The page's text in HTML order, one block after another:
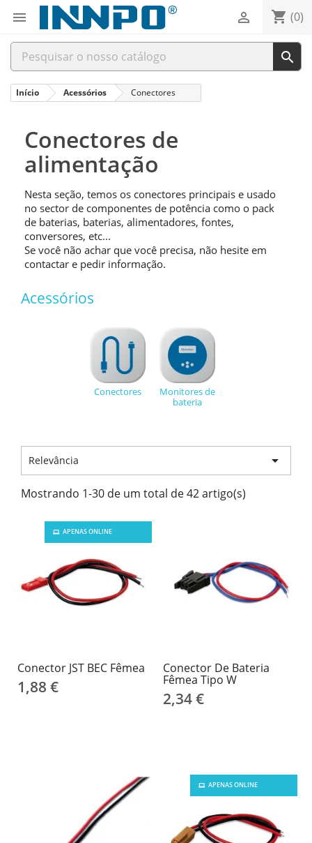
 shopping_cart (0)


Início Acessórios Conectores
Conectores de
alimentação
Nesta seção, temos os conectores principais e usado
no sector de componentes de potência como o pack
de baterias, baterias, alimentadores, fontes,
conversores, etc...
Se você não achar que você precisa, não hesite em
contactar e pedir informação.
Acessórios
Conectores
Monitores de
bateria
Relevância 
Mostrando 1-30 de um total de 42 artigo(s)
Conector JST BEC Fêmea
1,88 €
APENAS ONLINE
Conector De Bateria
Fêmea Tipo W
2,34 €
APENAS ONLINE